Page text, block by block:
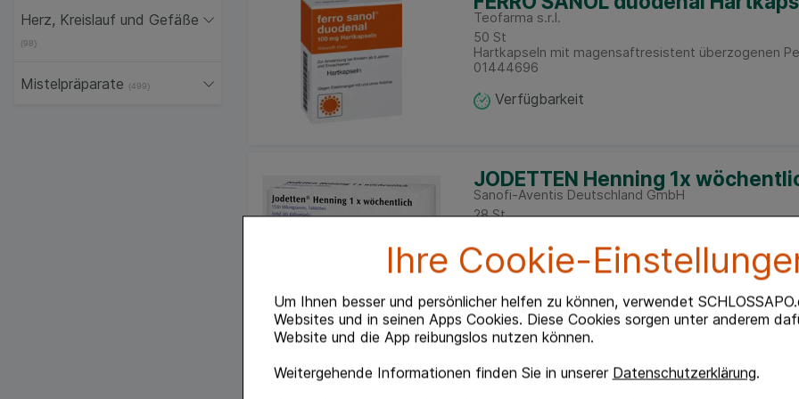
Ihre Cookie-
Um Ihnen besser und persönlicher helfen zu können, verwendet
Websites und in seinen Apps Cookies. Diese Cookies sorgen unter anderem
Website und die App reibungslos nutzen können.
Weitergehende Informationen finden Sie in unserer Datenschutzerklärung.
Teofarma s.r.l.
50 St
Hartkapseln mit magensaftresistent überzogenen
01444696
Verfügbarkeit
JODETTEN Henning 1x
Sanofi-Aventis Deutschland GmbH
28St
00271006
Verfügbarkeit
FERRO SANOL duodenal
Teofarma s.r.l.
Herz, Kreislauf und Gefäße
(98)
Mistelpräparate (499)